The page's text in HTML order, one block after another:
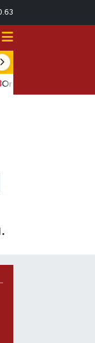
ücretsiz üniversite